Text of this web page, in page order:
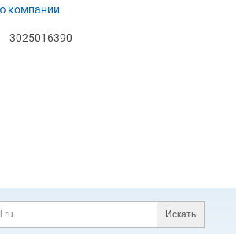
компании
3025016390
информация
Поиск по сайту и
Искать